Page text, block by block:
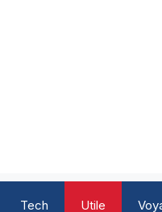
Tech Utile